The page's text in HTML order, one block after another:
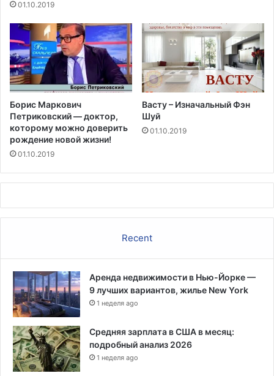
0
г
о
д
у
01.10.2019
Борис Маркович
Петриковский — доктор,
которому можно доверить
рождение новой жизни!
01.10.2019
Васту – Изначальный Фэн
Шуй
01.10.2019
Recent
Аренда недвижимости в Нью-Йорке —
9 лучших вариантов, жилье New York
1 неделя ago
Средняя зарплата в США в месяц:
подробный анализ 2026
1 неделя ago